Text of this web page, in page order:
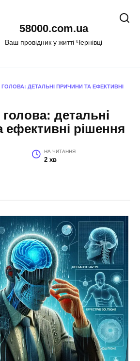
58000.com.ua
Ваш провідник у житті Чернівці
ДЕТАЛЬНІ ПРИЧИНИ ТА ЕФЕКТИВНІ
детальні
ефективні рішення
НА ЧИТАННЯ
2 хв